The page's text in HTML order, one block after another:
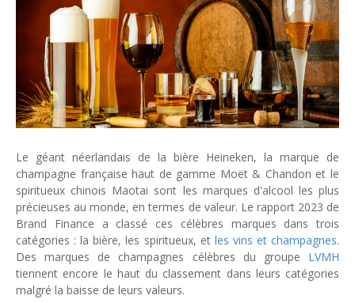
Tsirisoa Edition-Jul 15 2026
Jeux vidéo : Supercell parie sur les studios africains
Unknown
-Jul 13 2026
Intelligence artificielle : le "Sud global" joue sa partition
Unknown - Jul 06 2026
Chine : des investissements à l'étranger plus encadrés
Unknown-Jul 01 2026
Unknown-Jun 27 2026
Pays du Golfe : nouveau paradigme, nouvelles priorités
Unknown-Jun 22 2026
Neutralité carbone : les "Iles Vanille" poussent leurs pions
Unknown
-Jun 18 2026
Rendez-vous golfique : Mazagan joue sa carte
Unknown
-Jun 11 2026
Course à l'IA : Meta envisage une importante levée de fonds
Unknown -Jun 06 2026
Le géant néerlandais de la bière Heineken, la marque de
champagne française haut de gamme Moët & Chandon et le
spiritueux chinois Maotai sont les marques d'alcool les plus
précieuses au monde, en termes de valeur. Le rapport 2023 de
Brand Finance a classé ces célèbres marques dans trois
catégories : la bière, les spiritueux, et les vins et champagnes.
Des marques de champagnes célèbres du groupe LVMH
tiennent encore le haut du classement dans leurs catégories
malgré la baisse de leurs valeurs.